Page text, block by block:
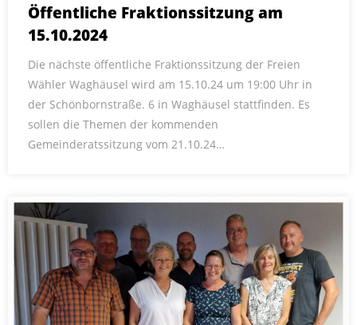
Öffentliche Fraktionssitzung am
15.10.2024
Die nächste öffentliche Fraktionssitzung der Freien
Wähler Waghäusel wird am 15.10.24 um 19:00 Uhr in
der Schönbornstraße. 6 in Waghäusel stattfinden. Es
sollen die Themen der kommenden
Gemeinderatssitzung vom 21.10.24…